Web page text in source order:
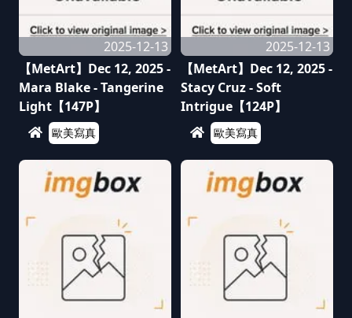
2025-12-13
【MetArt】Dec 12, 2025 -
Mara Blake - Tangerine
Light【147P】
歐美寫真
2025-12-13
【MetArt】Dec 12, 2025 -
Stacy Cruz - Soft
Intrigue【124P】
歐美寫真